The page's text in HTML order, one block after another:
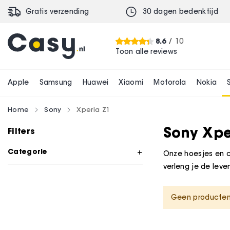
Gratis verzending 30 dagen bedenktijd
8.6/ 10
Toon alle reviews
Apple Samsung Huawei Xiaomi Motorola Nokia
Home Sony Xperia Z1
Sony
Onze hoesjes en
verleng je de
Geen
Filters
Categorie